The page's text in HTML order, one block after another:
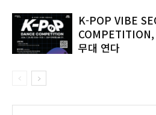
K-POP VIBE
COMPETITION,
무대 연다